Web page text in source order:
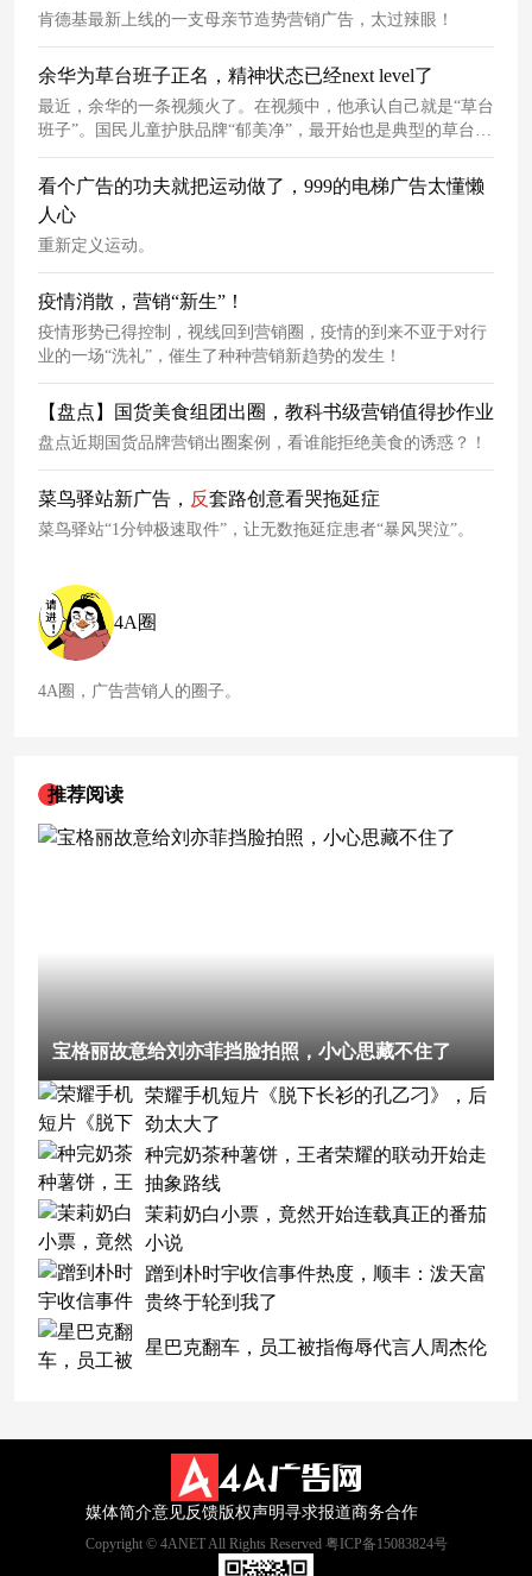
肯德基最新上线的一支母亲节造势营销广告，太过辣眼！
余华为草台班子正名，精神状态已经next level了
最近，余华的一条视频火了。在视频中，他承认自己就是“草台
班子”。国民儿童护肤品牌“郁美净”，最开始也是典型的草台班
子。这些看似荒诞的“草台班子”瞬间和令人啼笑皆非的低级失
误， 恰恰打破了传统商业与大众之间那堵无形的墙。
看个广告的功夫就把运动做了，999的电梯广告太懂懒
人心
重新定义运动。
疫情消散，营销“新生”！
疫情形势已得控制，视线回到营销圈，疫情的到来不亚于对行
业的一场“洗礼”，催生了种种营销新趋势的发生！
【盘点】国货美食组团出圈，教科书级营销值得抄作业
盘点近期国货品牌营销出圈案例，看谁能拒绝美食的诱惑？！
菜鸟驿站新广告， 反套路创意看哭拖延症
菜鸟驿站“1分钟极速取件”，让无数拖延症患者“暴风哭泣”。
4A圈
4A圈，广告营销人的圈子。
推荐阅读
宝格丽故意给刘亦菲挡脸拍照，小心思藏不住了
荣耀手机短片《脱下长衫的孔乙刁》，后
劲太大了
种完奶茶种薯饼，王者荣耀的联动开始走
抽象路线
茉莉奶白小票，竟然开始连载真正的番茄
小说
蹭到朴时宇收信事件热度，顺丰：泼天富
贵终于轮到我了
星巴克翻车，员工被指侮辱代言人周杰伦
媒体简介意见反馈版权声明寻求报道商务合作
Copyright © 4ANET All Rights Reserved 粤ICP备15083824号